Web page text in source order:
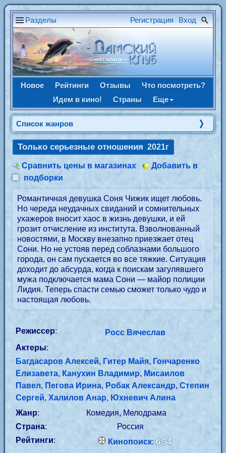
Разделы Регистрация • Вход
Новое Рейтинги Отзывы
Что посмотреть?
Идем в кино!
Страны Еще
Список жанров
Только серьезные отношения 2021г
Сравнить цены в магазинах
Добавить в
подборки
Романтичная девушка Соня Чижик ищет любовь.
Но череда неудачных свиданий и сомнительных
ухажеров вносит хаос в жизнь девушки, и ей
грозит отчисление из института. Взволнованный
новостями, в Москву внезапно приезжает отец
Сони. Но не устояв перед соблазнами большого
города, он сам пускается во все тяжкие. Ситуация
доходит до абсурда, когда к поискам загулявшего
мужа подключается мама Сони — майор полиции
Лидия. Теперь спасти семью сможет только чудо и
настоящая любовь.
Режиссер:
Росс Вячеслав
Актеры:
Багдасаров Алексей, Гитер Майя, Гончаренко
Елизавета, Канухин Владимир, Мисаилов
Павел, Пегова Ирина, Робак Александр, Степин
Сергей,Халилов Анар, Юхневич Алина
Жанр:
Комедия, Мелодрама
Страна:
Россия
Рейтинги: Кинопоиск:6.34